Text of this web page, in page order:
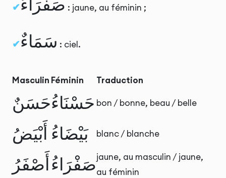
صَفْرَاءُ : jaune, au féminin ;
سَمَاءٌ : ciel.
Masculin Féminin Traduction
حَسَنٌحَسْنَاءُ bon / bonne, beau / belle
أَبْيَضُ بَيْضَاءُ blanc / blanche
أَصْفَرُ صَفْرَاءُjaune, au masculin / jaune,
au féminin